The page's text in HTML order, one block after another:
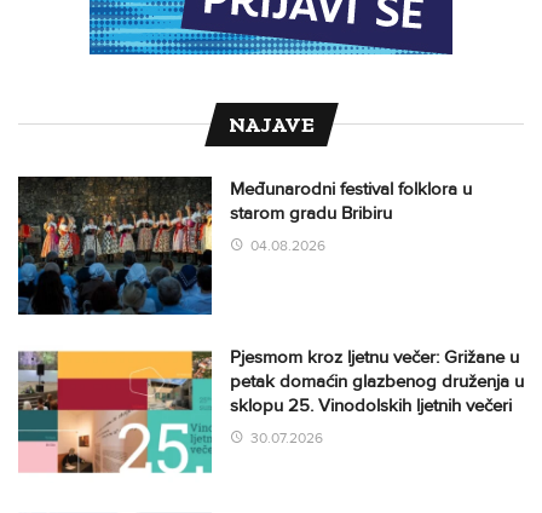
NAJAVE
Međunarodni festival folklora u
starom gradu Bribiru
04.08.2026
Pjesmom kroz ljetnu večer: Grižane u
petak domaćin glazbenog druženja u
sklopu 25. Vinodolskih ljetnih večeri
30.07.2026